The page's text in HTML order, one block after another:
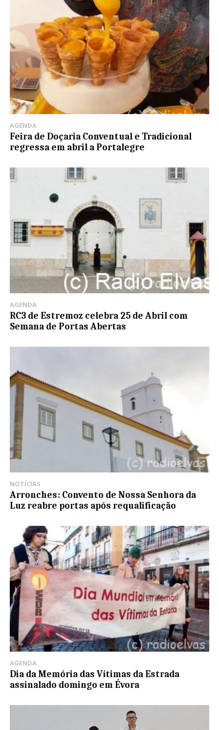
AGENDA
Feira de Doçaria Conventual e Tradicional
regressa em abril a Portalegre
AGENDA
RC3 de Estremoz celebra 25 de Abril com
Semana de Portas Abertas
NOTÍCIAS
Arronches: Convento de Nossa Senhora da
Luz reabre portas após requalificação
AGENDA
Dia da Memória das Vítimas da Estrada
assinalado domingo em Évora